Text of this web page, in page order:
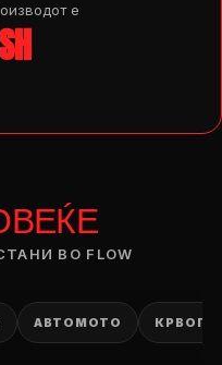
e
ВО FLOW
АВТОМОТО